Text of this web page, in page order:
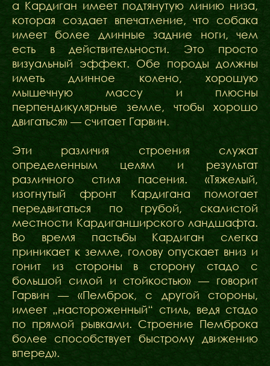
а Кардиган имеет подтянутую линию низа,
которая создает впечатление, что собака
имеет более длинные задние ноги, чем
есть в действительности. Это просто
визуальный эффект. Обе породы должны
иметь длинное колено, хорошую
мышечную массу и плюсны
перпендикулярные земле, чтобы хорошо
двигаться» — считает Гарвин.
Эти различия строения служат
определенным целям и результат
различного стиля пасения. «Тяжелый,
изогнутый фронт Кардигана помогает
передвигаться по грубой, скалистой
местности Кардиганширского ландшафта.
Во время пастьбы Кардиган слегка
приникает к земле, голову опускает вниз и
гонит из стороны в сторону стадо с
большой силой и стойкостью» — говорит
Гарвин — «Пемброк, с другой стороны,
имеет „настороженный“ стиль, ведя стадо
по прямой рывками. Строение Пемброка
более способствует быстрому движению
вперед».